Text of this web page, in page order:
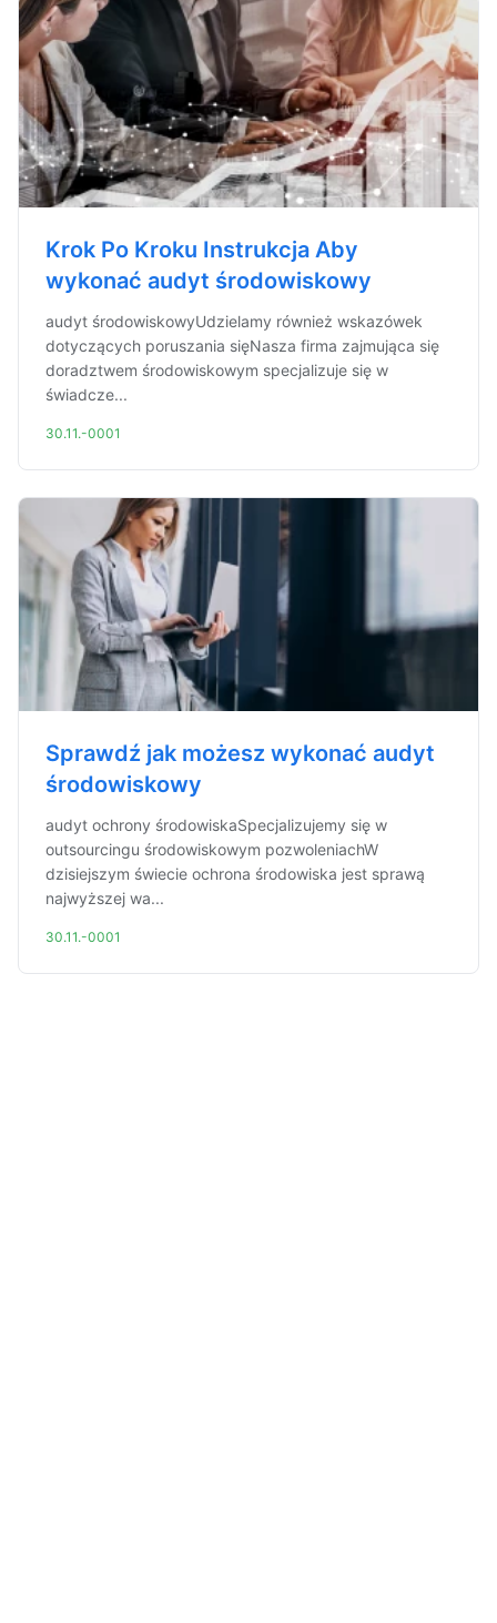
Krok Po Kroku Instrukcja Aby
wykonać audyt środowiskowy
audyt środowiskowyUdzielamy również wskazówek
dotyczących poruszania sięNasza firma zajmująca się
doradztwem środowiskowym specjalizuje się w
świadcze...
30.11.-0001
Sprawdź jak możesz wykonać audyt
środowiskowy
audyt ochrony środowiskaSpecjalizujemy się w
outsourcingu środowiskowym pozwoleniachW
dzisiejszym świecie ochrona środowiska jest sprawą
najwyższej wa...
30.11.-0001